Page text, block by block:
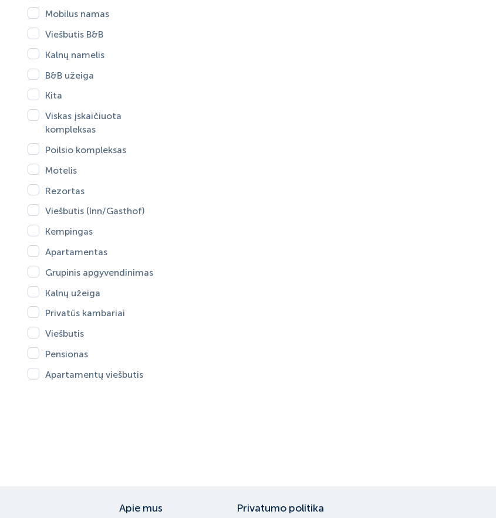
Mobilus namas
Viešbutis B&B
Kalnų namelis
B&B užeiga
Kita
Viskas įskaičiuota
kompleksas
Poilsio kompleksas
Motelis
Rezortas
Viešbutis (Inn/Gasthof)
Kempingas
Apartamentas
Grupinis apgyvendinimas
Kalnų užeiga
Privatūs kambariai
Viešbutis
Pensionas
Apartamentų viešbutis
Apie mus Privatumo politika